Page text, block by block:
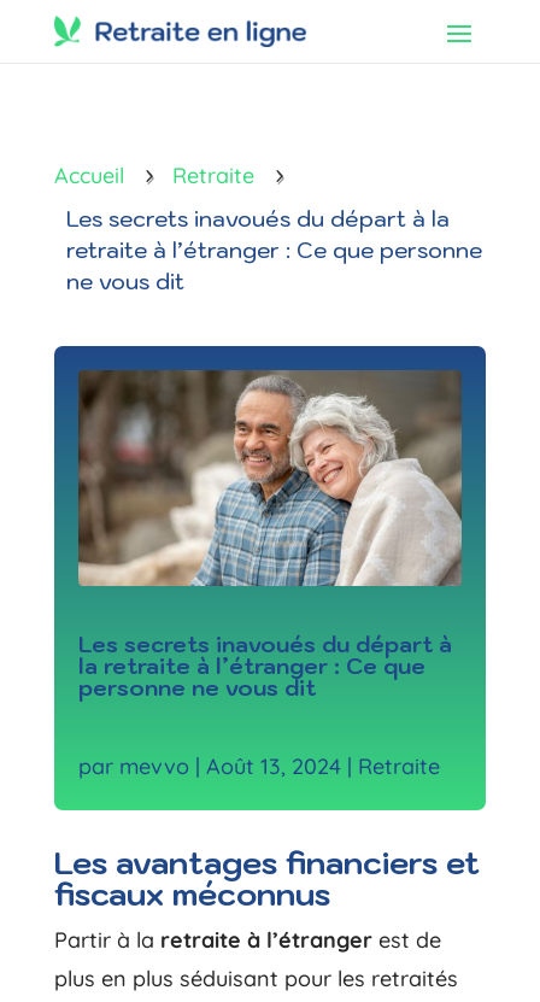
Accueil 5 Retraite 5
Les secrets inavoués du départ à la
retraite à l’étranger : Ce que personne
ne vous dit
Les secrets inavoués du départ à
la retraite à l’étranger : Ce que
personne ne vous dit
par mevvo | Août 13, 2024| Retraite
Les avantages financiers et
fiscaux méconnus
Partir à la retraite à l’étrangerest de
plus en plus séduisant pour les retraités